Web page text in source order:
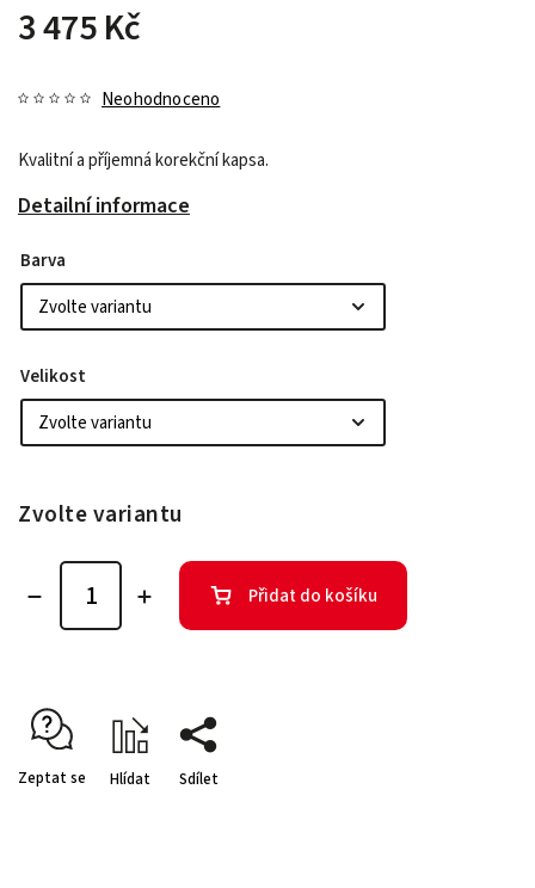
3 475 Kč
Neohodnoceno
Kvalitní a příjemná korekční kapsa.
Detailní informace
Barva
Velikost
Zvolte variantu
Přidat do košíku
Zeptat se Hlídat Sdílet